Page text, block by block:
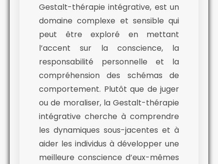
Gestalt-thérapie intégrative, est un
domaine complexe et sensible qui
peut être exploré en mettant
l’accent sur la conscience, la
responsabilité personnelle et la
compréhension des schémas de
comportement. Plutôt que de juger
ou de moraliser, la Gestalt-thérapie
intégrative cherche à comprendre
les dynamiques sous-jacentes et à
aider les individus à développer une
meilleure conscience d’eux-mêmes